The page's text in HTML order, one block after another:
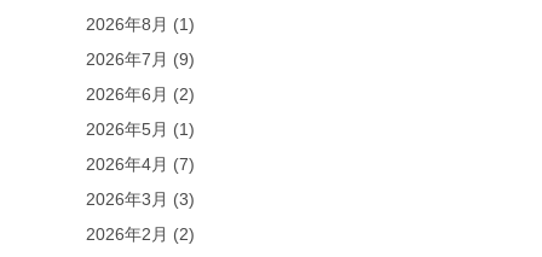
2026年8月 (1)
2026年7月 (9)
2026年6月 (2)
2026年5月 (1)
2026年4月 (7)
2026年3月 (3)
2026年2月 (2)